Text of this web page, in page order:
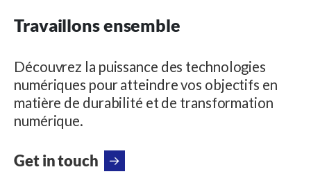
Travaillons ensemble
Découvrez la puissance des technologies
numériques pour atteindre vos objectifs en
matière de durabilité et de transformation
numérique.
Get in touch